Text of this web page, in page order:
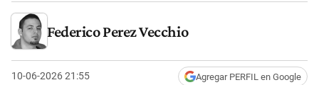
Federico Perez Vecchio
10-06-2026 21:55 Agregar PERFIL en Google